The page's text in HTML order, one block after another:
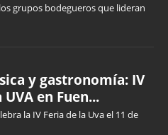
grupos bodegueros que lideran
y gastronomía: IV
en Fuen...
la IV Feria de la Uva el 11 de